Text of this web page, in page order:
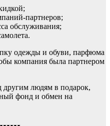
партнеров;
обслуживания;
одежды и обуви, парфюма
компания была партнером
людям в подарок,
фонд и обмен на